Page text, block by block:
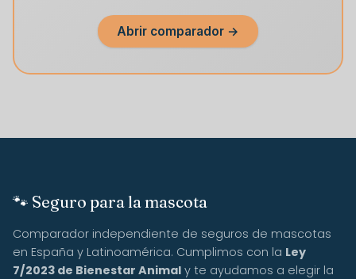
Abrir comparador →
🐾 Seguro para la mascota
Comparador independiente de seguros de mascotas
en España y Latinoamérica. Cumplimos con la Ley
7/2023 de Bienestar Animal y te ayudamos a elegir la